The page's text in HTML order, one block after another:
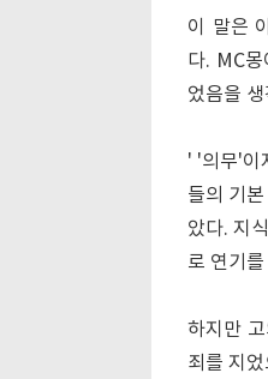
이 말은
다. MC몽
었음을
' '의무'이
들의 기
았다. 지
로 연기
하지만
죄를 지